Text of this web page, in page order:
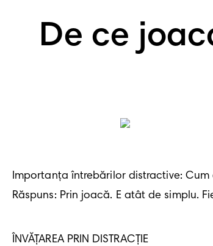
De ce
Importanța întrebărilor distractive:
Răspuns: Prin joacă. E atât de simplu.
ÎNVĂȚAREA PRIN DISTRACȚIE